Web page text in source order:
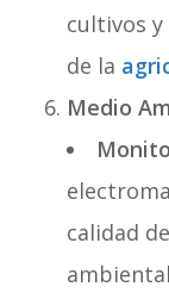
cultivos
de la
Medio
calidad